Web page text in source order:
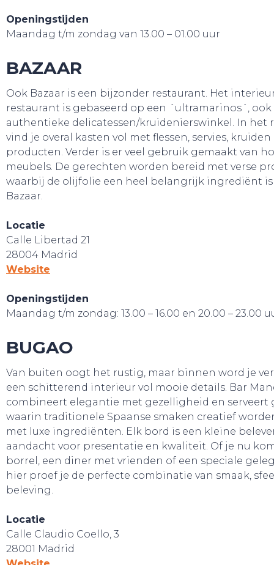
HANDIG!
Openingstijden
Maandag t/m zondag van 13.00 – 01.00 uur
BAZAAR
Ook Bazaar is een bijzonder restaurant. Het
restaurant is gebaseerd op een ´ultramarinos´, ook
authentieke delicatessen/kruidenierswinkel. In het
vind je overal kasten vol met flessen, servies,
producten. Verder is er veel gebruik gemaakt van
meubels. De gerechten worden bereid met verse
waarbij de olijfolie een heel belangrijk ingrediënt
Bazaar.
Locatie
Calle Libertad 21
28004 Madrid
Website
Openingstijden
Maandag t/m zondag: 13.00 – 16.00 en 20.00 – 23.00
BUGAO
Van buiten oogt het rustig, maar binnen word je
een schitterend interieur vol mooie details. Bar
combineert elegantie met gezelligheid en serveert
waarin traditionele Spaanse smaken creatief
met luxe ingrediënten. Elk bord is een kleine
aandacht voor presentatie en kwaliteit. Of je nu
borrel, een diner met vrienden of een speciale
hier proef je de perfecte combinatie van smaak,
beleving.
Locatie
Calle Claudio Coello, 3
28001 Madrid